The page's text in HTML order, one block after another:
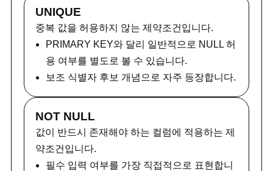
UNIQUE
중복 값을 허용하지 않는 제약조건입니다.
PRIMARY KEY와 달리 일반적으로 NULL 허
용 여부를 별도로 볼 수 있습니다.
보조 식별자 후보 개념으로 자주 등장합니다.
NOT NULL
값이 반드시 존재해야 하는 컬럼에 적용하는 제
약조건입니다.
필수 입력 여부를 가장 직접적으로 표현합니